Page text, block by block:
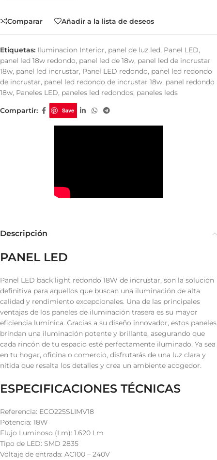
Comparar Añadir a la lista de deseos
Etiquetas: Iluminacion Interior, panel de luz led, Panel LED,
panel led 18w redondo, panel led de 18w, panel led de incrustar
18w, panel led incrustar, Panel LED redondo, panel led redondo
de incrustar, panel led redondo de incrustar 18w, panel redondo
18w, Paneles LED, paneles led redondos, paneles leds
Compartir: Save
Descripción
PANEL LED
Panel LED back light redondo 18W de incrustar, son la solución
definitiva para aquellos que buscan una iluminación de alta
calidad y rendimiento excepcionales. Una de las principales
ventajas de los paneles de iluminación trasera es su mayor
eficiencia lumínica. Gracias a su diseño innovador, estos paneles
brindan una iluminación potente y brillante, asegurando que
cada rincón de tu espacio esté perfectamente iluminado. Ya sea
en tu hogar, oficina o comercio, disfrutarás de una luz clara y
nítida que resalta los detalles y crea un ambiente acogedor.
ESPECIFICACIONES TÉCNICAS
Referencia: ECO225SLIMV18
Potencia: 18W
Flujo Luminoso (Lm): 1.620 Lm
Tipo de LED: SMD 2835
Voltaje de entrada: AC100 – 240V